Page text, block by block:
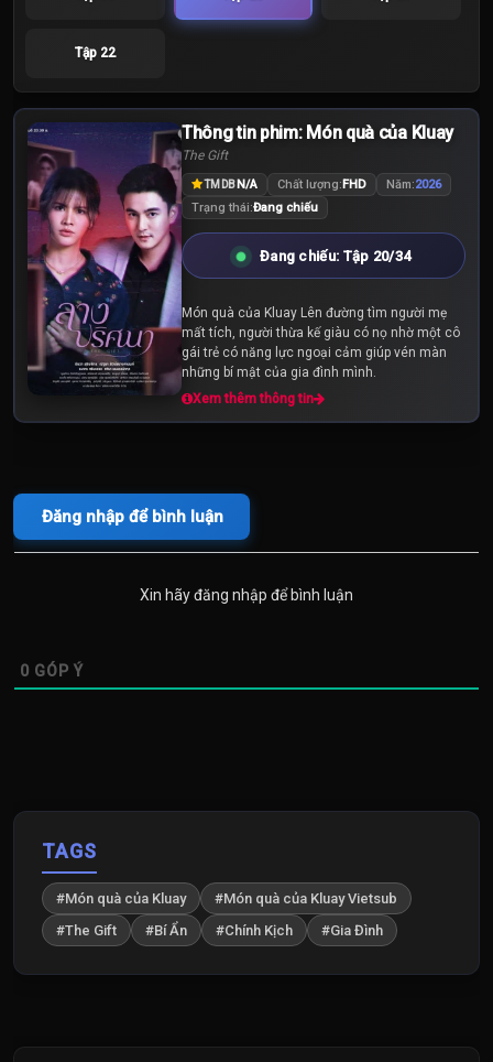
Tập 22
Thông tin phim: Món quà của Kluay
The Gift
TMDBN/A Chất lượng:FHD Năm:2026
Trạng thái:Đang chiếu
Đang chiếu: Tập 20/34
Món quà của Kluay Lên đường tìm người mẹ
mất tích, người thừa kế giàu có nọ nhờ một cô
gái trẻ có năng lực ngoại cảm giúp vén màn
những bí mật của gia đình mình.
Xem thêm thông tin
Đăng nhập để bình luận
Xin hãy đăng nhập để bình luận
0 GÓP Ý
TAGS
#Món quà của Kluay
#Món quà của Kluay Vietsub
#The Gift
#Bí Ẩn #Chính Kịch #Gia Đình